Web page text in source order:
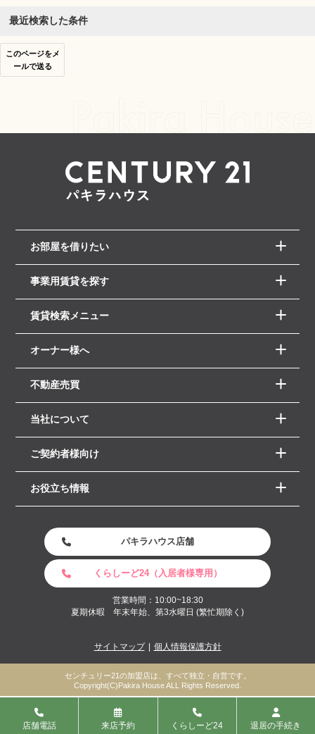
最近検索した条件
このページをメ
ールで送る
店舗電話 来店予約 くらしーど24 退居の手続き
お部屋を借りたい
事業用賃貸を探す
賃貸検索メニュー
オーナー様へ
不動産売買
当社について
ご契約者様向け
お役立ち情報
パキラハウス店舗
くらしーど24（入居者様専用）
営業時間：10:00~18:30
夏期休暇 年末年始、第3水曜日 (繁忙期除く)
サイトマップ 個人情報保護方針
センチュリー21の加盟店は、すべて独立・自営です。
Copyright(C)Pakira House ALL Rights Reserved.